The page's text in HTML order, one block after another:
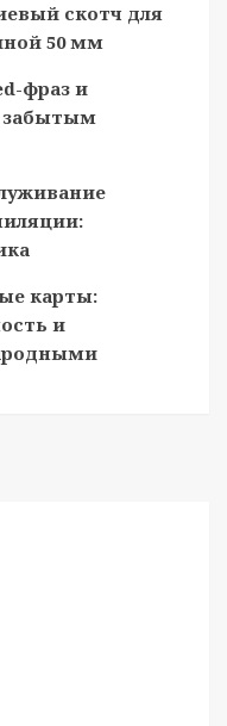
скотч для
50 мм
фраз и
забытым
карты:
и